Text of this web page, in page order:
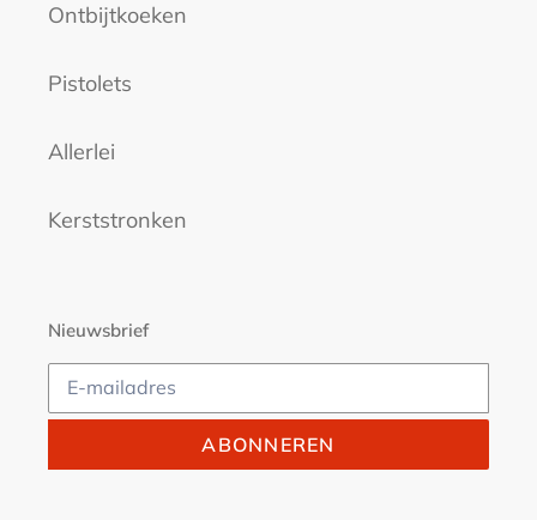
Ontbijtkoeken
Pistolets
Allerlei
Kerststronken
Nieuwsbrief
ABONNEREN